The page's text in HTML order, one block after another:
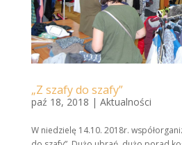
„Z szafy do szafy”
paź 18, 2018 | Aktualności
W niedzielę 14.10. 2018r.